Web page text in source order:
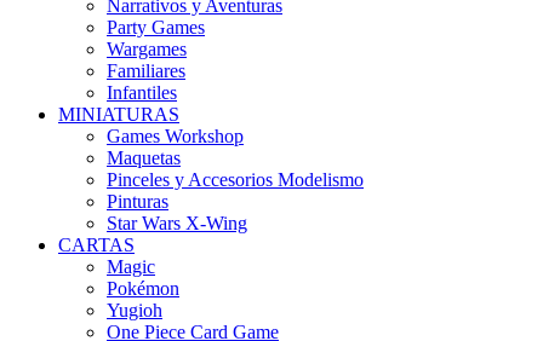
Narrativos y Aventuras
Party Games
Wargames
Familiares
Infantiles
MINIATURAS
Games Workshop
Maquetas
Pinceles y Accesorios Modelismo
Pinturas
Star Wars X-Wing
CARTAS
Magic
Pokémon
Yugioh
One Piece Card Game